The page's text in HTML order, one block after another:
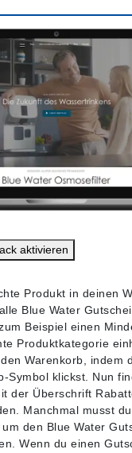
aktivieren
Produkt in deinen
Blue Water
Beispiel einen
Produktkategorie
Warenkorb, indem
Symbol klickst. Nun
der Überschrift
Manchmal musst
den Blue Water
Wenn du einen